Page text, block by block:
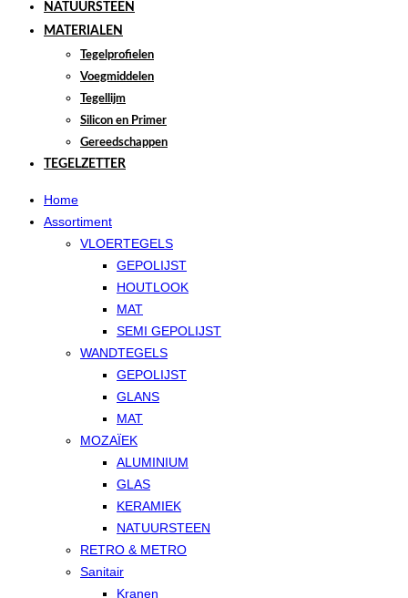
NATUURSTEEN
MATERIALEN
Tegelprofielen
Voegmiddelen
Tegellijm
Silicon en Primer
Gereedschappen
TEGELZETTER
Home
Assortiment
VLOERTEGELS
GEPOLIJST
HOUTLOOK
MAT
SEMI GEPOLIJST
WANDTEGELS
GEPOLIJST
GLANS
MAT
MOZAÏEK
ALUMINIUM
GLAS
KERAMIEK
NATUURSTEEN
RETRO & METRO
Sanitair
Kranen